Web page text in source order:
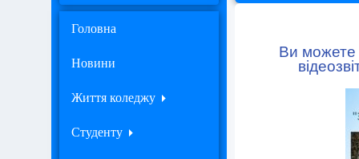
Головна
Новини
Життя коледжу
Студенту
Ви можете